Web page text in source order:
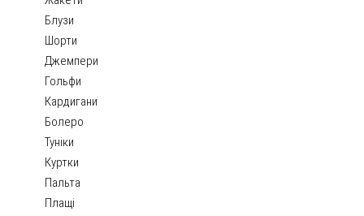
Блузи
Шорти
Джемпери
Гольфи
Кардигани
Болеро
Туніки
Куртки
Пальта
Плащі